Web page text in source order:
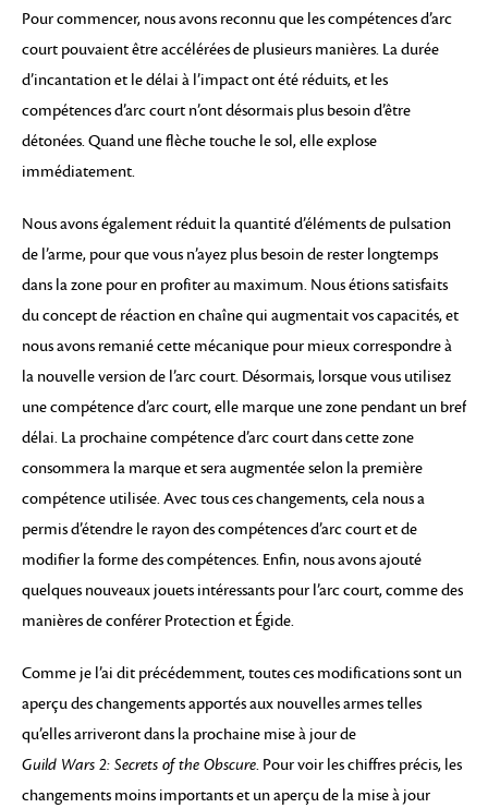
Pour commencer, nous avons reconnu que les compétences d’arc
court pouvaient être accélérées de plusieurs manières. La durée
d’incantation et le délai à l’impact ont été réduits, et les
compétences d’arc court n’ont désormais plus besoin d’être
détonées. Quand une flèche touche le sol, elle explose
immédiatement.
Nous avons également réduit la quantité d’éléments de pulsation
de l’arme, pour que vous n’ayez plus besoin de rester longtemps
dans la zone pour en profiter au maximum. Nous étions satisfaits
du concept de réaction en chaîne qui augmentait vos capacités, et
nous avons remanié cette mécanique pour mieux correspondre à
la nouvelle version de l’arc court. Désormais, lorsque vous utilisez
une compétence d’arc court, elle marque une zone pendant un bref
délai. La prochaine compétence d’arc court dans cette zone
consommera la marque et sera augmentée selon la première
compétence utilisée. Avec tous ces changements, cela nous a
permis d’étendre le rayon des compétences d’arc court et de
modifier la forme des compétences. Enfin, nous avons ajouté
quelques nouveaux jouets intéressants pour l’arc court, comme des
manières de conférer Protection et Égide.
Comme je l’ai dit précédemment, toutes ces modifications sont un
aperçu des changements apportés aux nouvelles armes telles
qu’elles arriveront dans la prochaine mise à jour de
Guild Wars 2: Secrets of the Obscure. Pour voir les chiffres précis, les
changements moins importants et un aperçu de la mise à jour